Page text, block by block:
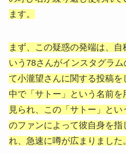
ます。
まず、この疑惑の発端は、自
いう78さんがインスタグラ
て小瀧望さんに関する投稿
中で「サトー」という名前を
見られ、この「サトー」と
のファンによって彼自身を指
れ、急速に噂が広まりました。